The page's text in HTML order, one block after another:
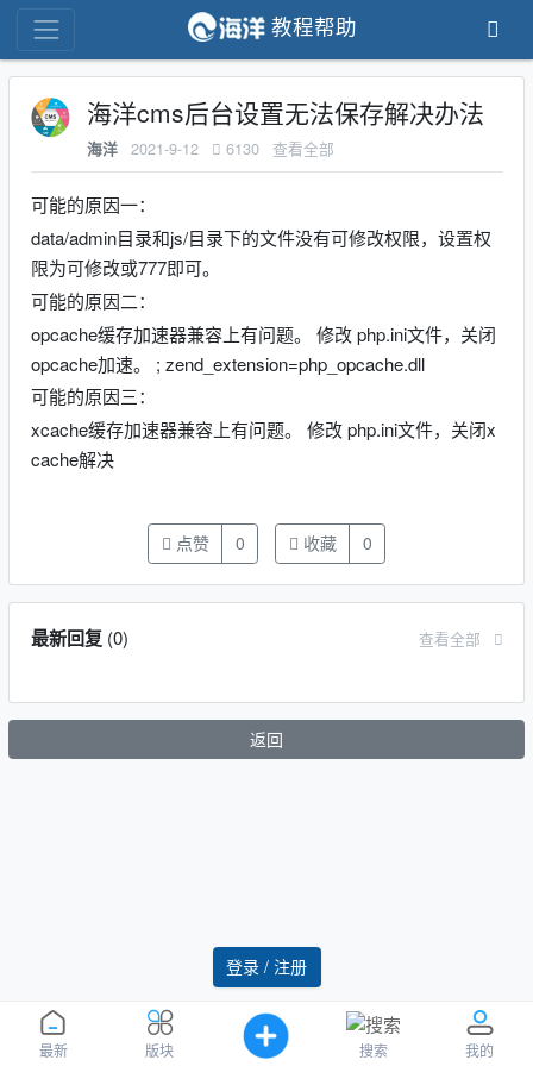
最新 版块 搜索 我的
登录 / 注册
教程帮助
海洋cms后台设置无法保存解决办法
海洋 2021-9-12 6130 查看全部
可能的原因一：
data/admin目录和js/目录下的文件没有可修改权限，设置权
限为可修改或777即可。
可能的原因二：
opcache缓存加速器兼容上有问题。 修改 php.ini文件，关闭
opcache加速。 ; zend_extension=php_opcache.dll
可能的原因三：
xcache缓存加速器兼容上有问题。 修改 php.ini文件，关闭x
cache解决
点赞 0 收藏 0
最新回复(0) 查看全部
返回